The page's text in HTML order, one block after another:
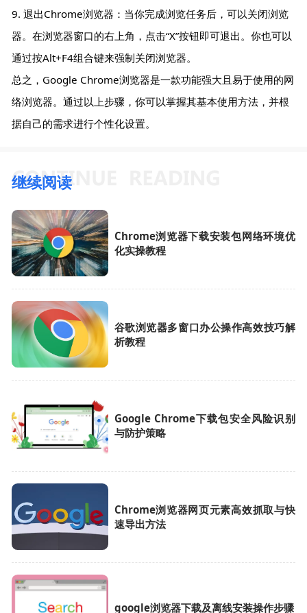
9. 退出Chrome浏览器：当你完成浏览任务后，可以关闭浏览
器。在浏览器窗口的右上角，点击“X”按钮即可退出。你也可以
通过按Alt+F4组合键来强制关闭浏览器。
总之，Google Chrome浏览器是一款功能强大且易于使用的网
络浏览器。通过以上步骤，你可以掌握其基本使用方法，并根
据自己的需求进行个性化设置。
继续阅读
Chrome浏览器下载安装包网络环境优
化实操教程
谷歌浏览器多窗口办公操作高效技巧解
析教程
Google Chrome下载包安全风险识别
与防护策略
Chrome浏览器网页元素高效抓取与快
速导出方法
google浏览器下载及离线安装操作步骤